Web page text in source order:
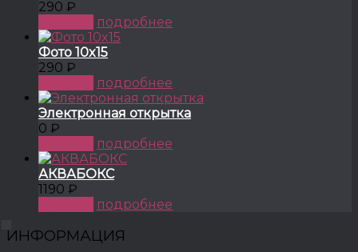
290 ₽
подробнее
Фото 10x15
290 ₽
подробнее
Электронная открытка
0 ₽
подробнее
АКВАБОКС
1190 ₽
подробнее
ИНФОРМАЦИЯ